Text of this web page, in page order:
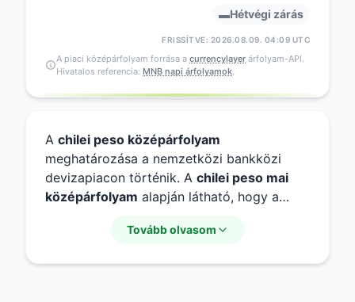
▬Hétvégi zárás
FRISSÍTVE: 2026.08.09. 04:09 UTC
A piaci középárfolyam forrása a currencylayer árfolyam-API.
Hivatalos referencia: MNB napi árfolyamok.
A chilei peso középárfolyam
meghatározása a nemzetközi bankközi
devizapiacon történik. A chilei peso mai
középárfolyam alapján látható, hogy a
elméleti érték a vételi és eladási szintek
Tovább olvasom